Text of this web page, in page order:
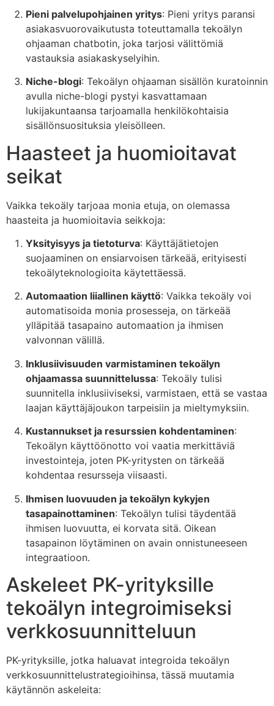
Pieni palvelupohjainen yritys: Pieni yritys paransi
asiakasvuorovaikutusta toteuttamalla tekoälyn
ohjaaman chatbotin, joka tarjosi välittömiä
vastauksia asiakaskyselyihin.
Niche-blogi: Tekoälyn ohjaaman sisällön kuratoinnin
avulla niche-blogi pystyi kasvattamaan
lukijakuntaansa tarjoamalla henkilökohtaisia
sisällönsuosituksia yleisölleen.
Haasteet ja huomioitavat
seikat
Vaikka tekoäly tarjoaa monia etuja, on olemassa
haasteita ja huomioitavia seikkoja:
Yksityisyys ja tietoturva: Käyttäjätietojen
suojaaminen on ensiarvoisen tärkeää, erityisesti
tekoälyteknologioita käytettäessä.
Automaation liiallinen käyttö: Vaikka tekoäly voi
automatisoida monia prosesseja, on tärkeää
ylläpitää tasapaino automaation ja ihmisen
valvonnan välillä.
Inklusiivisuuden varmistaminen tekoälyn
ohjaamassa suunnittelussa: Tekoäly tulisi
suunnitella inklusiiviseksi, varmistaen, että se vastaa
laajan käyttäjäjoukon tarpeisiin ja mieltymyksiin.
Kustannukset ja resurssien kohdentaminen:
Tekoälyn käyttöönotto voi vaatia merkittäviä
investointeja, joten PK-yritysten on tärkeää
kohdentaa resursseja viisaasti.
Ihmisen luovuuden ja tekoälyn kykyjen
tasapainottaminen: Tekoälyn tulisi täydentää
ihmisen luovuutta, ei korvata sitä. Oikean
tasapainon löytäminen on avain onnistuneeseen
integraatioon.
Askeleet PK-yrityksille
tekoälyn integroimiseksi
verkkosuunnitteluun
PK-yrityksille, jotka haluavat integroida tekoälyn
verkkosuunnittelustrategioihinsa, tässä muutamia
käytännön askeleita: